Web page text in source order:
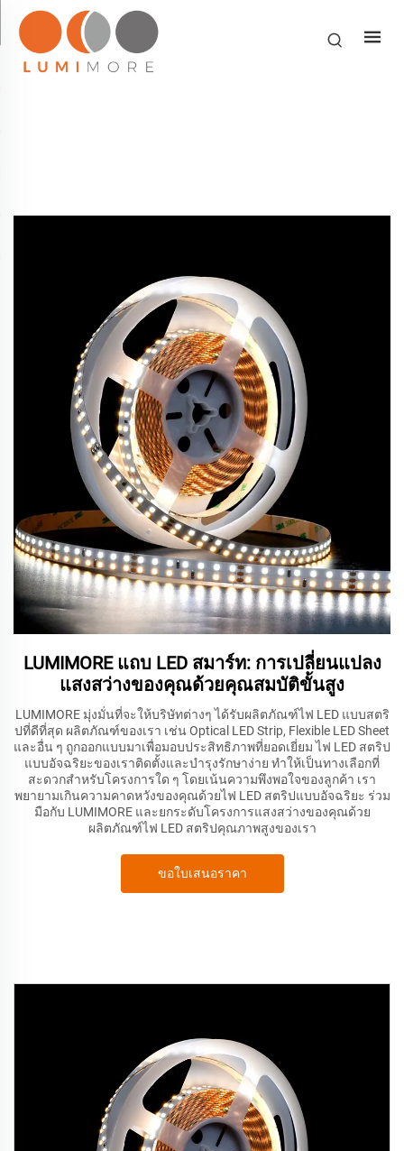
LUMIMORE แถบ LED สมาร์ท: การเปลี่ยนแปลง
แสงสว่างของคุณด้วยคุณสมบัติขั้นสูง
LUMIMORE มุ่งมั่นที่จะให้บริษัทต่างๆ ได้รับผลิตภัณฑ์ไฟ LED แบบสตริ
ปที่ดีที่สุด ผลิตภัณฑ์ของเรา เช่น Optical LED Strip, Flexible LED Sheet
และอื่น ๆ ถูกออกแบบมาเพื่อมอบประสิทธิภาพที่ยอดเยี่ยม ไฟ LED สตริป
แบบอัจฉริยะของเราติดตั้งและบำรุงรักษาง่าย ทำให้เป็นทางเลือกที่
สะดวกสำหรับโครงการใด ๆ โดยเน้นความพึงพอใจของลูกค้า เรา
พยายามเกินความคาดหวังของคุณด้วยไฟ LED สตริปแบบอัจฉริยะ ร่วม
มือกับ LUMIMORE และยกระดับโครงการแสงสว่างของคุณด้วย
ผลิตภัณฑ์ไฟ LED สตริปคุณภาพสูงของเรา
ขอใบเสนอราคา